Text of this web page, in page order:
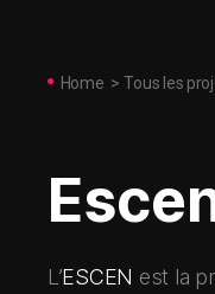
Home > Tous les
L’ESCEN est la